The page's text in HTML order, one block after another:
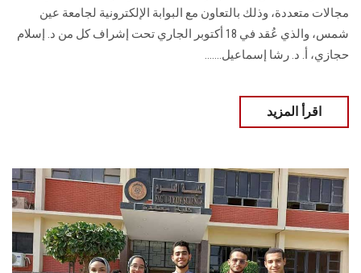
مجالات متعددة، وذلك بالتعاون مع البوابة الإلكترونية لجامعة عين
شمس، والذي عُقد في 18 أكتوبر الجاري تحت إشراف كل من د. إسلام
حجازي، أ. د. رشا إسماعيل.......
اقرأ المزيد